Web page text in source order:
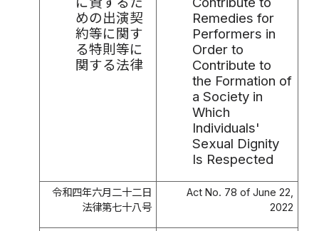
めの出演契
約等に関す
る特則等に
関する法律
Remedies for
Performers in
Order to
Contribute to
the Formation of
a Society in
Which
Individuals'
Sexual Dignity
Is Respected
令和四年六月二十二日
法律第七十八号
Act No. 78 of June 22,
2022